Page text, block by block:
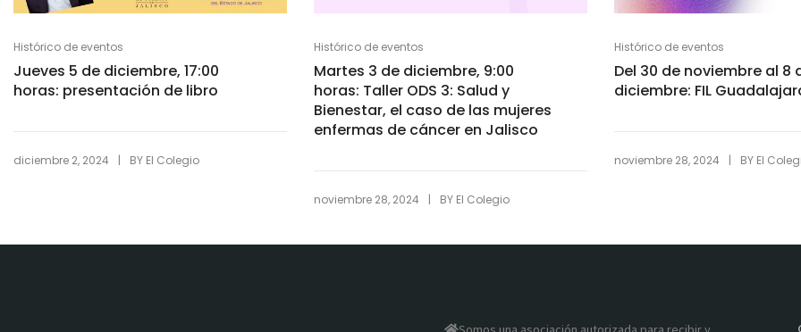
Histórico de eventos
Jueves 5 de diciembre, 17:00
horas: presentación de libro
diciembre 2, 2024 | BY El Colegio
Histórico de eventos
Martes 3 de diciembre, 9:00
horas: Taller ODS 3: Salud y
Bienestar, el caso de las mujeres
enfermas de cáncer en Jalisco
noviembre 28, 2024 | BY El Colegio
Histórico de eventos
Del 30 de noviembre al 8
diciembre: FIL
noviembre 28, 2024 | BY El